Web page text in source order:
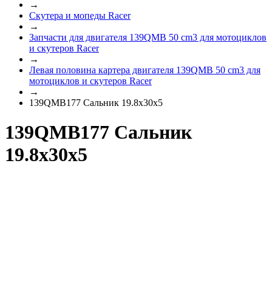
→
Скутера и мопеды Racer
→
Запчасти для двигателя 139QMB 50 cm3 для мотоциклов
и скутеров Racer
→
Левая половина картера двигателя 139QMB 50 cm3 для
мотоциклов и скутеров Racer
→
139QMB177 Сальник 19.8х30х5
139QMB177 Сальник
19.8х30х5